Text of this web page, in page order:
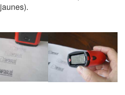
jaunes).